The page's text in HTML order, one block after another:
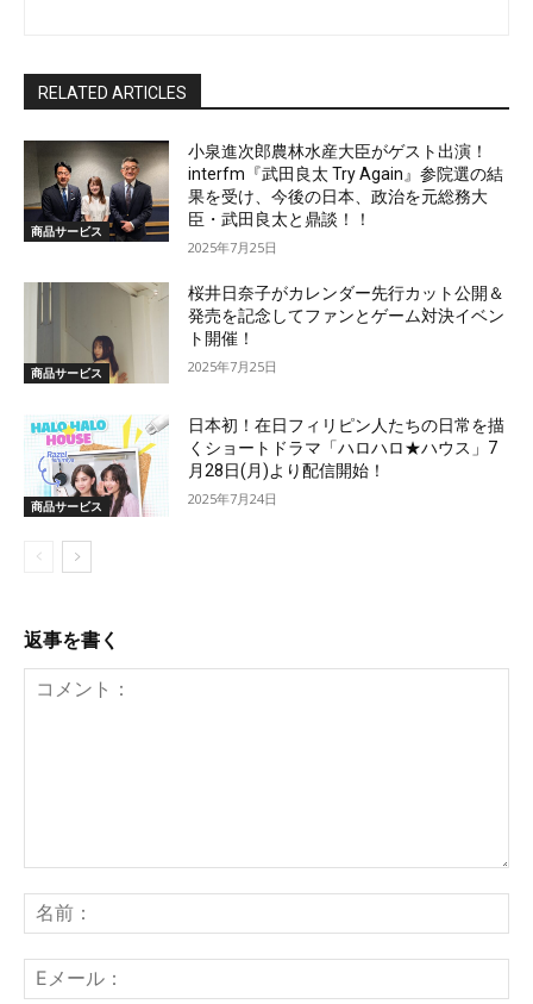
RELATED ARTICLES
商品サービス
小泉進次郎農林水産大臣がゲスト出演！
interfm『武田良太 Try Again』参院選の結
果を受け、今後の日本、政治を元総務大
臣・武田良太と鼎談！！
2025年7月25日
商品サービス
桜井日奈子がカレンダー先行カット公開＆
発売を記念してファンとゲーム対決イベン
ト開催！
2025年7月25日
商品サービス
日本初！在日フィリピン人たちの日常を描
くショートドラマ「ハロハロ★ハウス」7
月28日(月)より配信開始！
2025年7月24日
返事を書く
ン
ト：
前
メ